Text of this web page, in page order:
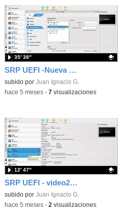
SRP UEFI -Nueva versión del particionador para equipos de un aula y para luego instalar SRP
Contenido educativo.
subido por Juan Ignacio G.
35′ 38″
-hace 5 meses- 7 visualizaciones
SRP UEFI - video2-Nueva version del particionador para instalar SRP
Contenido educativo.
subido por Juan Ignacio G.
12′ 47″
-hace 5 meses- 2 visualizaciones